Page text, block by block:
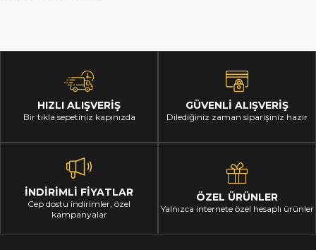
HIZLI ALIŞVERİŞ
Bir tıkla sepetiniz kapınızda
GÜVENLİ ALIŞVERİŞ
Dilediğiniz zaman siparişiniz hazır
İNDİRİMLİ FİYATLAR
Cep dostu indirimler, özel
kampanyalar
ÖZEL ÜRÜNLER
Yalnızca internete özel hesaplı ürünler